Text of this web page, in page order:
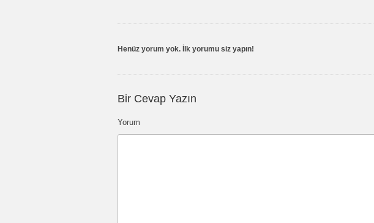
Henüz yorum yok. İlk yorumu siz yapın!
Bir Cevap Yazın
Yorum